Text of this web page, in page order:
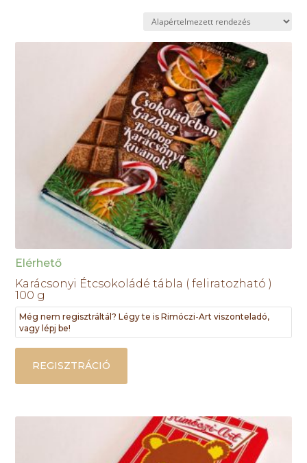
Elérhető
Karácsonyi Étcsokoládé tábla ( feliratozható )
100 g
Még nem regisztráltál? Légy te is Rimóczi-Art viszonteladó,
vagy lépj be!
REGISZTRÁCIÓ